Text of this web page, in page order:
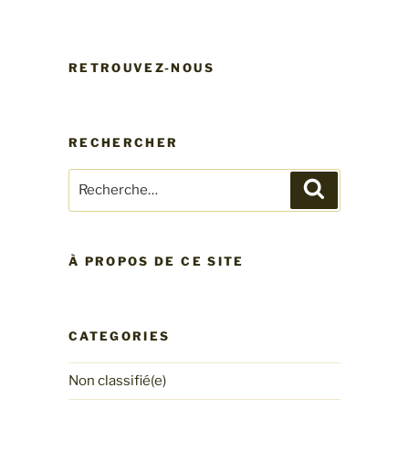
RETROUVEZ-NOUS
RECHERCHER
pour
À PROPOS DE CE SITE
CATEGORIES
Non classifié(e)